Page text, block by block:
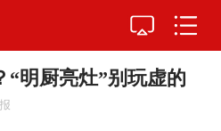
“明厨亮灶”别玩虚的